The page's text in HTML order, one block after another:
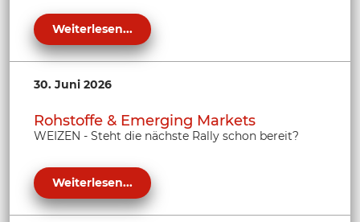
Weiterlesen...
30. Juni 2026
Rohstoffe & Emerging Markets
WEIZEN - Steht die nächste Rally schon bereit?
Weiterlesen...